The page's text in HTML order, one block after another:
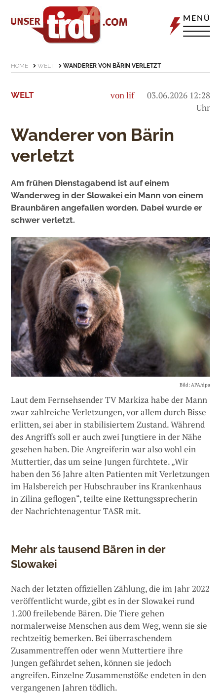
MENÜ
HOME WELT WANDERER VON BÄRIN VERLETZT
WELT von lif
03.06.2026 12:28
Uhr
Wanderer von Bärin
verletzt
Am frühen Dienstagabend ist auf einem
Wanderweg in der Slowakei ein Mann von einem
Braunbären angefallen worden. Dabei wurde er
schwer verletzt.
Bild: APA/dpa
Laut dem Fernsehsender TV Markiza habe der Mann
zwar zahlreiche Verletzungen, vor allem durch Bisse
erlitten, sei aber in stabilisiertem Zustand. Während
des Angriffs soll er auch zwei Jungtiere in der Nähe
gesehen haben. Die Angreiferin war also wohl ein
Muttertier, das um seine Jungen fürchtete. „Wir
haben den 36 Jahre alten Patienten mit Verletzungen
im Halsbereich per Hubschrauber ins Krankenhaus
in Zilina geflogen“, teilte eine Rettungssprecherin
der Nachrichtenagentur TASR mit.
Mehr als tausend Bären in der
Slowakei
Nach der letzten offiziellen Zählung, die im Jahr 2022
veröffentlicht wurde, gibt es in der Slowakei rund
1.200 freilebende Bären. Die Tiere gehen
normalerweise Menschen aus dem Weg, wenn sie sie
rechtzeitig bemerken. Bei überraschendem
Zusammentreffen oder wenn Muttertiere ihre
Jungen gefährdet sehen, können sie jedoch
angreifen. Einzelne Zusammenstöße endeten in den
vergangenen Jahren tödlich.